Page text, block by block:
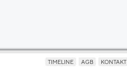
TIMELINE AGB KONTAKT